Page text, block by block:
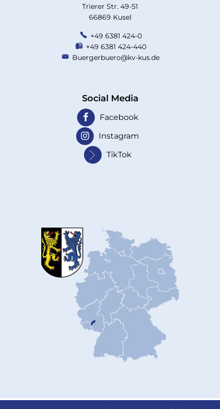
Trierer Str. 49-51
66869 Kusel
+49 6381 424-0
+49 6381 424-440
Buergerbuero@kv-kus.de
Social Media
Facebook
Instagram
TikTok